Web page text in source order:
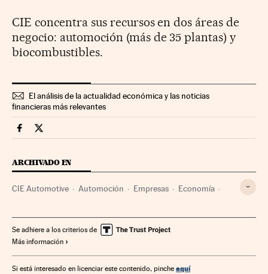
CIE concentra sus recursos en dos áreas de
negocio: automoción (más de 35 plantas) y
biocombustibles.
El análisis de la actualidad económica y las noticias
financieras más relevantes
Companias Cinco Días en Facebook
Companias Cinco Días en Twitter
ARCHIVADO EN
CIE Automotive Automoción Empresas Economía
Se adhiere a los criterios de
Más información
Si está interesado en licenciar este contenido, pinche aquí